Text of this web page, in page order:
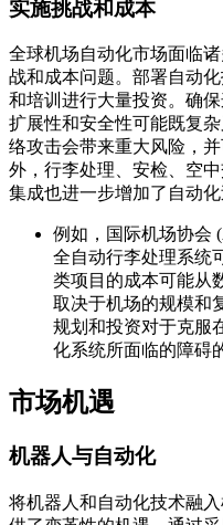
实施挑战和成本
全球机场自动化市场面临
战和成本问题。部署自动
和培训进行大量投资。确
扩展性和安全性可能既复
络攻击会带来重大风险，
外，行李处理、安检、空
集成也进一步增加了自动化
例如，国际机场协会
全自动行李处理系统
类项目的成本可能从
取决于机场的规模和
规划和投资对于克服
化系统所面临的障碍
市场机遇
机器人与自动化
将机器人和自动化技术融